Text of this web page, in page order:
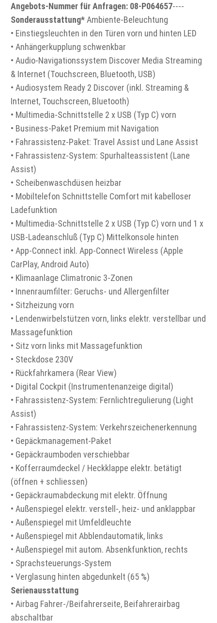
Angebots-Nummer für Anfragen: 08-P064657----
Sonderausstattung* Ambiente-Beleuchtung
• Einstiegsleuchten in den Türen vorn und hinten LED
• Anhängerkupplung schwenkbar
• Audio-Navigationssystem Discover Media Streaming
& Internet (Touchscreen, Bluetooth, USB)
• Audiosystem Ready 2 Discover (inkl. Streaming &
Internet, Touchscreen, Bluetooth)
• Multimedia-Schnittstelle 2 x USB (Typ C) vorn
• Business-Paket Premium mit Navigation
• Fahrassistenz-Paket: Travel Assist und Lane Assist
• Fahrassistenz-System: Spurhalteassistent (Lane
Assist)
• Scheibenwaschdüsen heizbar
• Mobiltelefon Schnittstelle Comfort mit kabelloser
Ladefunktion
• Multimedia-Schnittstelle 2 x USB (Typ C) vorn und 1 x
USB-Ladeanschluß (Typ C) Mittelkonsole hinten
• App-Connect inkl. App-Connect Wireless (Apple
CarPlay, Android Auto)
• Klimaanlage Climatronic 3-Zonen
• Innenraumfilter: Geruchs- und Allergenfilter
• Sitzheizung vorn
• Lendenwirbelstützen vorn, links elektr. verstellbar und
Massagefunktion
• Sitz vorn links mit Massagefunktion
• Steckdose 230V
• Rückfahrkamera (Rear View)
• Digital Cockpit (Instrumentenanzeige digital)
• Fahrassistenz-System: Fernlichtregulierung (Light
Assist)
• Fahrassistenz-System: Verkehrszeichenerkennung
• Gepäckmanagement-Paket
• Gepäckraumboden verschiebbar
• Kofferraumdeckel / Heckklappe elektr. betätigt
(öffnen + schliessen)
• Gepäckraumabdeckung mit elektr. Öffnung
• Außenspiegel elektr. verstell-, heiz- und anklappbar
• Außenspiegel mit Umfeldleuchte
• Außenspiegel mit Abblendautomatik, links
• Außenspiegel mit autom. Absenkfunktion, rechts
• Sprachsteuerungs-System
• Verglasung hinten abgedunkelt (65 %)
Serienausstattung
• Airbag Fahrer-/Beifahrerseite, Beifahrerairbag
abschaltbar